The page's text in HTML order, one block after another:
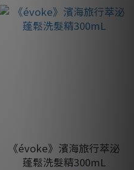
《évoke》濱海旅行萃泌
蓬鬆洗髮精300mL